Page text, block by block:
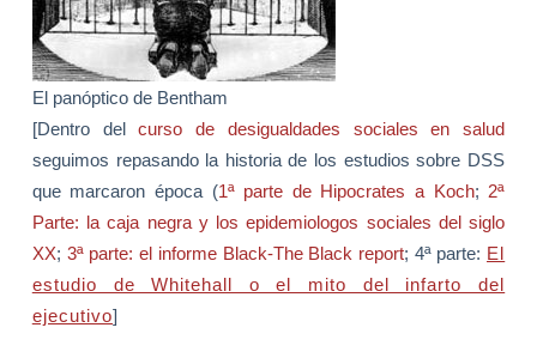
El panóptico de Bentham
[Dentro delcurso de desigualdades sociales en salud
seguimos repasando la historia de los estudios sobre DSS
que marcaron época (1ª parte de Hipocrates a Koch; 2ª
Parte: la caja negra y los epidemiologos sociales del siglo
XX; 3ª parte: el informe Black-The Black report; 4ª parte: El
estudio de Whitehall o el mito del infarto del
ejecutivo]